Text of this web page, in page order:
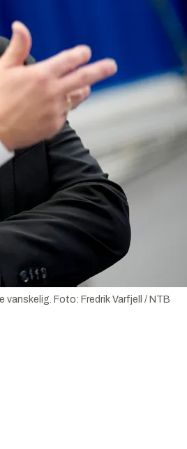
Foto: Fredrik Varfjell / NTB